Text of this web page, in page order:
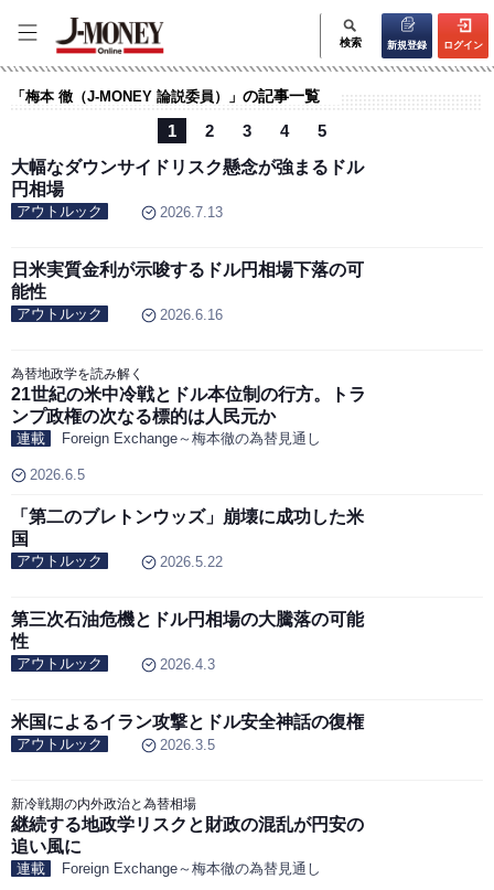
検索 新規登録 ログイン
「梅本 徹（J-MONEY 論説委員）」 の記事一覧
1 2 3 4
5
大幅なダウンサイドリスク懸念が強まるドル
円相場
アウトルック 2026.7.13
日米実質金利が示唆するドル円相場下落の可
能性
アウトルック 2026.6.16
為替地政学を読み解く
21世紀の米中冷戦とドル本位制の行方。トラ
ンプ政権の次なる標的は人民元か
連載 Foreign Exchange～梅本徹の為替見通し
2026.6.5
「第二のブレトンウッズ」崩壊に成功した米
国
アウトルック 2026.5.22
第三次石油危機とドル円相場の大騰落の可能
性
アウトルック 2026.4.3
米国によるイラン攻撃とドル安全神話の復権
アウトルック 2026.3.5
新冷戦期の内外政治と為替相場
継続する地政学リスクと財政の混乱が円安の
追い風に
連載 Foreign Exchange～梅本徹の為替見通し